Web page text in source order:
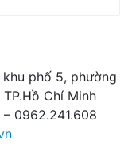
phố 5, phường
Chí Minh
0962.241.608